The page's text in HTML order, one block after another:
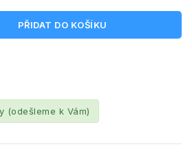
PŘIDAT DO KOŠÍKU
(odešleme k Vám)